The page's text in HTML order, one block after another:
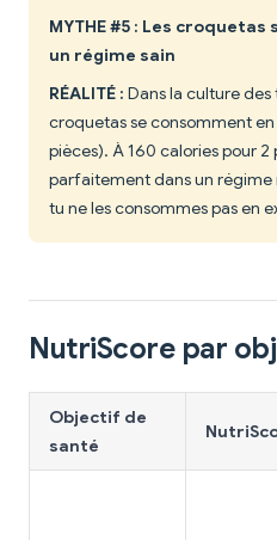
MYTHE #5 : Les
un régime sain
RÉALITÉ : Dans la culture des
croquetas se consomment en
pièces). À 160 calories pour
parfaitement dans un
tu ne les consommes pas en
NutriScore par
Objectif de
santé